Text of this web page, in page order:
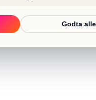
Godta alle